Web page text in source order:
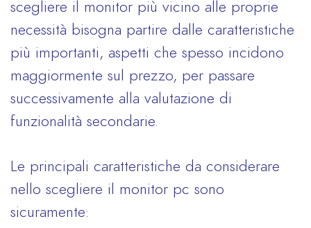
scegliere il monitor più vicino alle proprie
necessità bisogna partire dalle caratteristiche
più importanti, aspetti che spesso incidono
maggiormente sul prezzo, per passare
successivamente alla valutazione di
funzionalità secondarie.
Le principali caratteristiche da considerare
nello scegliere il monitor pc sono
sicuramente: